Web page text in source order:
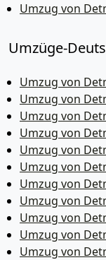
Umzug von
Umzüge-
Umzug von
Umzug von
Umzug von
Umzug von
Umzug von
Umzug von
Umzug von
Umzug von
Umzug von
Umzug von
Umzug von